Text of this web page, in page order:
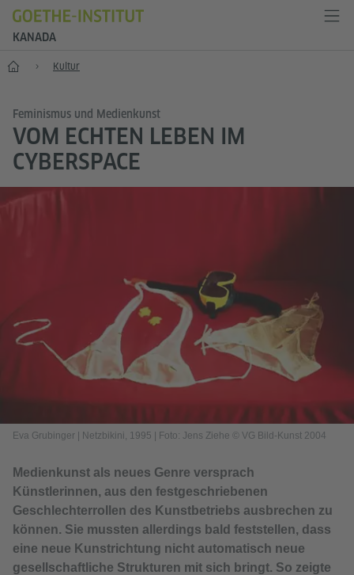
KANADA
Start Kultur
Feminismus und Medienkunst
VOM ECHTEN LEBEN IM
CYBERSPACE
Eva Grubinger | Netzbikini, 1995 | Foto: Jens Ziehe © VG Bild-Kunst 2004
Medienkunst als neues Genre versprach
Künstlerinnen, aus den festgeschriebenen
Geschlechterrollen des Kunstbetriebs ausbrechen zu
können. Sie mussten allerdings bald feststellen, dass
eine neue Kunstrichtung nicht automatisch neue
gesellschaftliche Strukturen mit sich bringt. So zeigte